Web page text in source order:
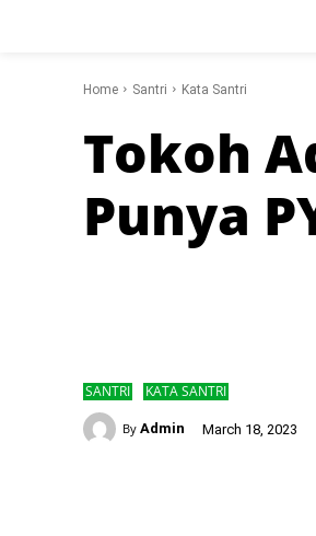
Home Santri Kata Santri
Tokoh
Punya
SANTRI KATA SANTRI
By Admin March 18, 2023